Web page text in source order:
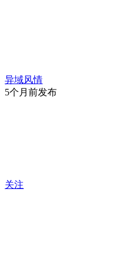
异域风情
5个月前发布
关注